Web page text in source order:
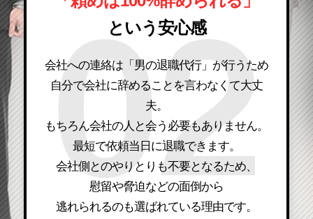
という安心感
会社への連絡は「男の退職代行」が行うため
自分で会社に辞めることを言わなくて大丈
夫。
もちろん会社の人と会う必要もありません。
最短で依頼当日に退職できます。
会社側とのやりとりも不要となるため、
慰留や脅迫などの面倒から
逃れられるのも選ばれている理由です。